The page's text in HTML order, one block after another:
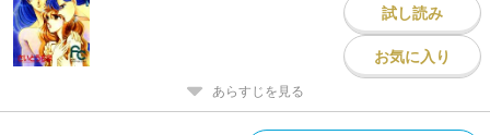
試し読み
お気に入り
あらすじを見る